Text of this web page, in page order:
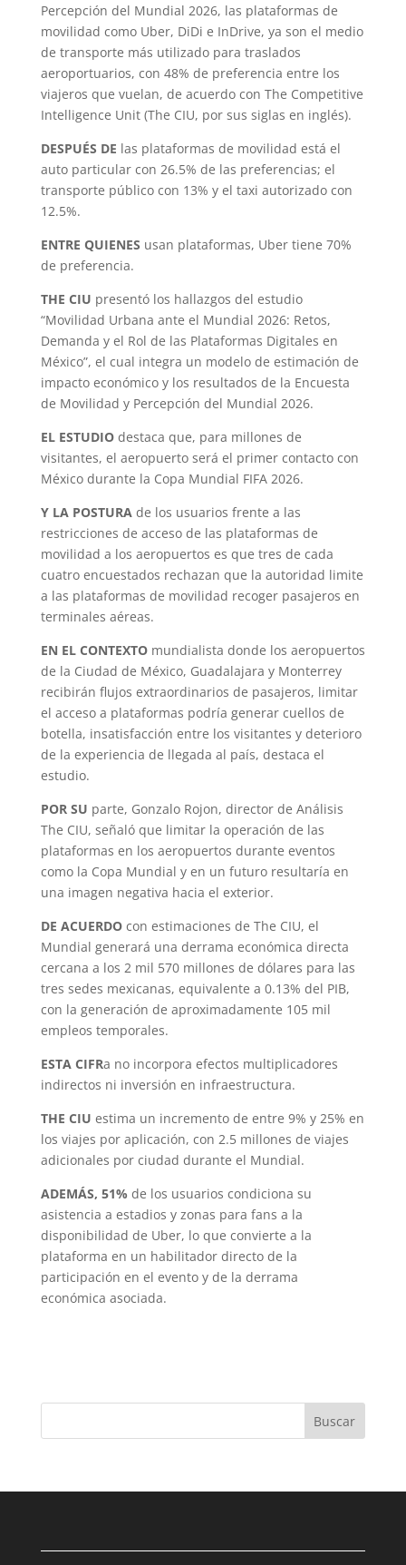
Percepción del Mundial 2026, las plataformas de
movilidad como Uber, DiDi e InDrive, ya son el medio
de transporte más utilizado para traslados
aeroportuarios, con 48% de preferencia entre los
viajeros que vuelan, de acuerdo con The Competitive
Intelligence Unit (The CIU, por sus siglas en inglés).
DESPUÉS DE las plataformas de movilidad está el
auto particular con 26.5% de las preferencias; el
transporte público con 13% y el taxi autorizado con
12.5%.
ENTRE QUIENES usan plataformas, Uber tiene 70%
de preferencia.
THE CIU presentó los hallazgos del estudio
“Movilidad Urbana ante el Mundial 2026: Retos,
Demanda y el Rol de las Plataformas Digitales en
México”, el cual integra un modelo de estimación de
impacto económico y los resultados de la Encuesta
de Movilidad y Percepción del Mundial 2026.
EL ESTUDIO destaca que, para millones de
visitantes, el aeropuerto será el primer contacto con
México durante la Copa Mundial FIFA 2026.
Y LA POSTURA de los usuarios frente a las
restricciones de acceso de las plataformas de
movilidad a los aeropuertos es que tres de cada
cuatro encuestados rechazan que la autoridad limite
a las plataformas de movilidad recoger pasajeros en
terminales aéreas.
EN EL CONTEXTO mundialista donde los aeropuertos
de la Ciudad de México, Guadalajara y Monterrey
recibirán flujos extraordinarios de pasajeros, limitar
el acceso a plataformas podría generar cuellos de
botella, insatisfacción entre los visitantes y deterioro
de la experiencia de llegada al país, destaca el
estudio.
POR SU parte, Gonzalo Rojon, director de Análisis
The CIU, señaló que limitar la operación de las
plataformas en los aeropuertos durante eventos
como la Copa Mundial y en un futuro resultaría en
una imagen negativa hacia el exterior.
DE ACUERDO con estimaciones de The CIU, el
Mundial generará una derrama económica directa
cercana a los 2 mil 570 millones de dólares para las
tres sedes mexicanas, equivalente a 0.13% del PIB,
con la generación de aproximadamente 105 mil
empleos temporales.
ESTA CIFRa no incorpora efectos multiplicadores
indirectos ni inversión en infraestructura.
THE CIU estima un incremento de entre 9% y 25% en
los viajes por aplicación, con 2.5 millones de viajes
adicionales por ciudad durante el Mundial.
ADEMÁS, 51% de los usuarios condiciona su
asistencia a estadios y zonas para fans a la
disponibilidad de Uber, lo que convierte a la
plataforma en un habilitador directo de la
participación en el evento y de la derrama
económica asociada.
Buscar